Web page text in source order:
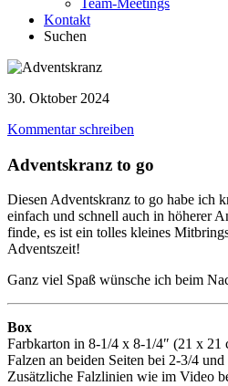
Team-Meetings
Kontakt
Suchen
30. Oktober 2024
Kommentar schreiben
Adventskranz to go
Diesen Adventskranz to go habe ich
einfach und schnell auch in höherer
finde, es ist ein tolles kleines
Adventszeit!
Ganz viel Spaß wünsche ich beim
Box
Farbkarton in 8-1/4 x 8-1/4″ (21 x 21
Falzen an beiden Seiten bei 2-3/4
Zusätzliche Falzlinien wie im Video